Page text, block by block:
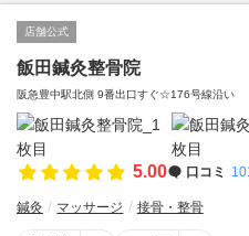
店舗公式
飯田鍼灸整骨院
阪急豊中駅北側 9番出口すぐ☆176号線沿い
5.00 口コミ
鍼灸 マッサージ 接骨・整骨